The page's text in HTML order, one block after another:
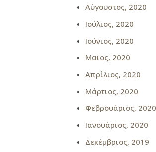
Αύγουστος, 2020
Ιούλιος, 2020
Ιούνιος, 2020
Μαϊος, 2020
Απρίλιος, 2020
Μάρτιος, 2020
Φεβρουάριος, 2020
Ιανουάριος, 2020
Δεκέμβριος, 2019